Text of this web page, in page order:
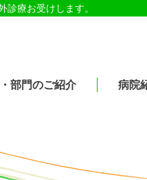
診療お受けします。
部門のご紹介 病院